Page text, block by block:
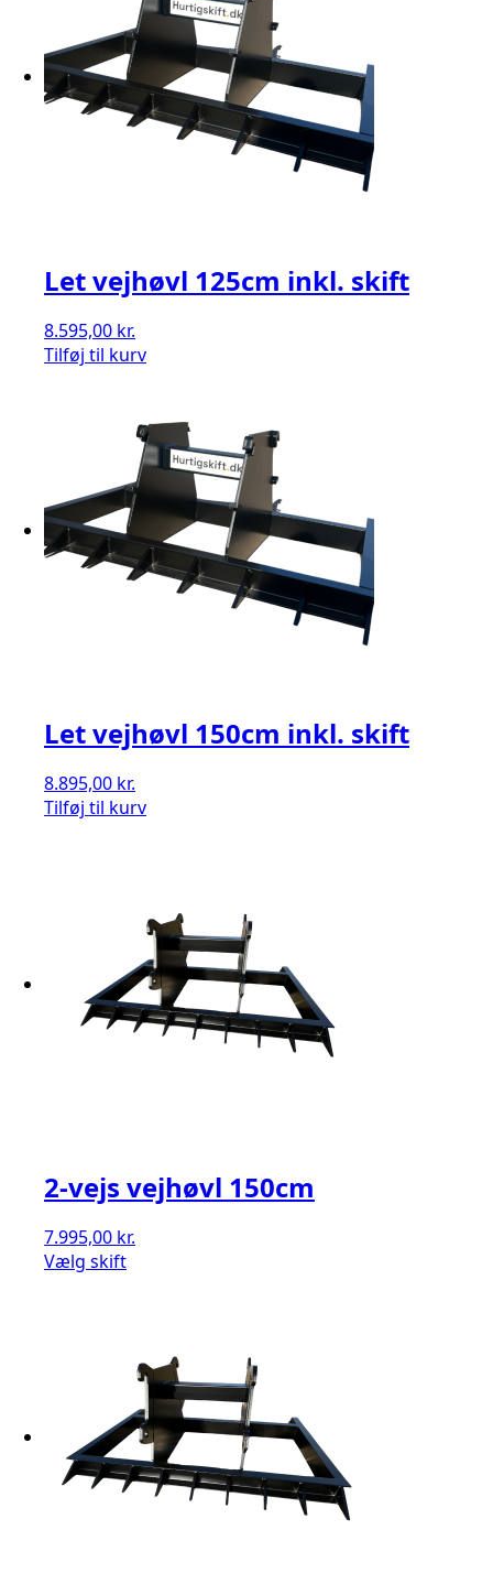
Let vejhøvl 125cm inkl. skift
8.595,00 kr.
Tilføj til kurv
Let vejhøvl 150cm inkl. skift
8.895,00 kr.
Tilføj til kurv
2-vejs vejhøvl 150cm
7.995,00 kr.
Vælg skift